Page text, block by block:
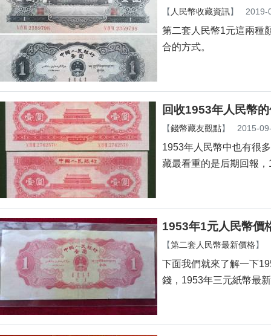
【 人民幣收藏資訊】 2019-
第二套人民幣1元這兩種
合的方式。
回收1953年人民幣
【錢幣藏友觀點】 2015-
1953年人民幣中也有很多
藏最看重的是后期回報，
1953年1元人民幣價
【第二套人民幣最新價格】
下面我們就來了解一下
錢，1953年三元紙幣最新